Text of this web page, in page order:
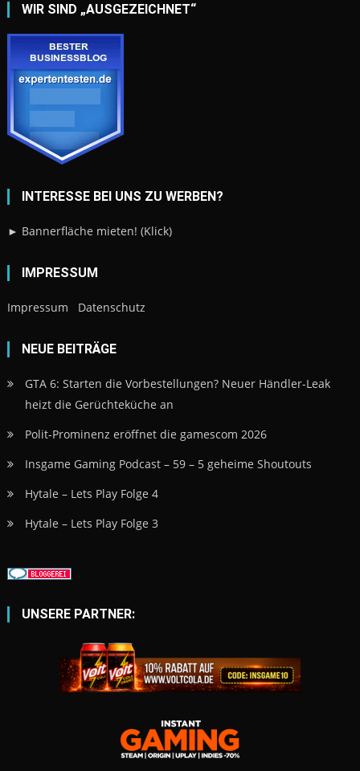
WIR SIND „AUSGEZEICHNET“
INTERESSE BEI UNS ZU WERBEN?
► Bannerfläche mieten! (Klick)
IMPRESSUM
Impressum Datenschutz
NEUE BEITRÄGE
GTA 6: Starten die Vorbestellungen? Neuer Händler-Leak
heizt die Gerüchteküche an
Polit-Prominenz eröffnet die gamescom 2026
Insgame Gaming Podcast – 59 – 5 geheime Shoutouts
Hytale – Lets Play Folge 4
Hytale – Lets Play Folge 3
UNSERE PARTNER: